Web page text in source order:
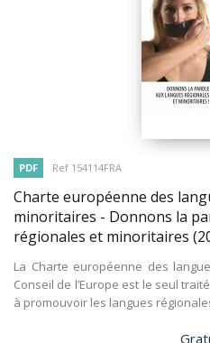
PDF Ref 154114FRA
Charte européenne des
minoritaires - Donnons la
régionales et minoritaires
La Charte européenne des
Conseil de l’Europe est le seul
à promouvoir les langues
Prix